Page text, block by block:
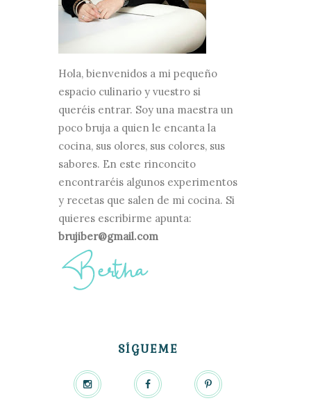
Hola, bienvenidos a mi pequeño
espacio culinario y vuestro si
queréis entrar. Soy una maestra un
poco bruja a quien le encanta la
cocina, sus olores, sus colores, sus
sabores. En este rinconcito
encontraréis algunos experimentos
y recetas que salen de mi cocina. Si
quieres escribirme apunta:
brujiber@gmail.com
SÍGUEME